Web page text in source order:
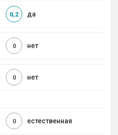
да
0,2
нет
0
нет
0
естественная
0